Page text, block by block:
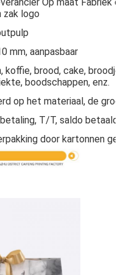
zak logo
mm, aanpasbaar
koffie, brood, cake, broodje,
boodschappen, enz.
op het materiaal, de
T/T, saldo betaald
door kartonnen